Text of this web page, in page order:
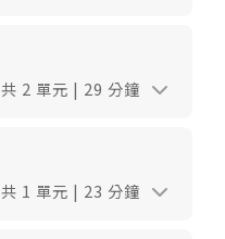
共 2 單元 | 29 分鐘
共 1 單元 | 23 分鐘